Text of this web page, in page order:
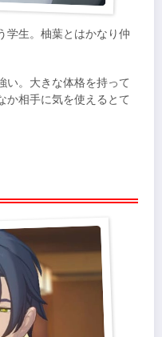
学生。柚葉とはかなり仲
い。大きな体格を持って
か相手に気を使えるとて